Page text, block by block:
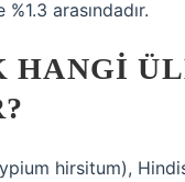
arasındadır.
HANGI
hirsitum),